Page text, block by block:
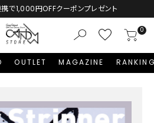
で1,000円OFFクーポンプレゼント
0
OUTLET MAGAZINE